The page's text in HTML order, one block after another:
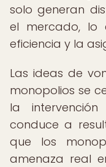
solo generan
el mercado, lo
eficiencia y la
Las ideas de
monopolios se
la
conduce a
que los
amenaza real